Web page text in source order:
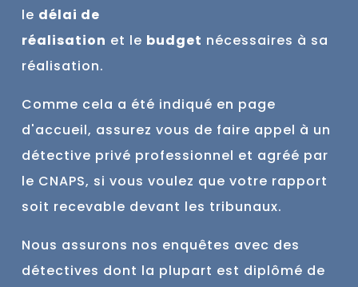
le délai de
réalisation et le budget nécessaires à sa
réalisation.
Comme cela a été indiqué en page
d'accueil, assurez vous de faire appel à un
détective privé professionnel et agréé par
le CNAPS, si vous voulez que votre rapport
soit recevable devant les tribunaux.
Nous assurons nos enquêtes avec des
détectives dont la plupart est diplômé de